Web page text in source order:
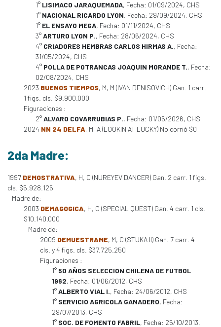
1° LISIMACO JARAQUEMADA, Fecha: 01/09/2024, CHS
1° NACIONAL RICARDO LYON, Fecha: 29/09/2024, CHS
1° EL ENSAYO MEGA, Fecha: 01/11/2024, CHS
3°ARTURO LYON P., Fecha: 28/06/2024, CHS
4° CRIADORES HEMBRAS CARLOS HIRMAS A., Fecha:
31/05/2024, CHS
4° POLLA DE POTRANCAS JOAQUIN MORANDE T., Fecha:
02/08/2024, CHS
2023 BUENOS TIEMPOS, M, M (IVAN DENISOVICH) Gan. 1 carr.
1 figs. cls. $9.900.000
Figuraciones :
2°ALVARO COVARRUBIAS P., Fecha: 01/05/2026, CHS
2024 NN 24 DELFA, M, A (LOOKIN AT LUCKY) No corrió $0
2da Madre:
1997 DEMOSTRATIVA, H, C (NUREYEV DANCER) Gan. 2 carr. 1 figs.
cls. $5.928.125
Madre de:
2003 DEMAGOGICA, H, C (SPECIAL QUEST) Gan. 4 carr. 1 cls.
$10.140.000
Madre de:
2009 DEMUESTRAME, M, C (STUKA II) Gan. 7 carr. 4
cls. y 4 figs. cls. $37.725.250
Figuraciones :
1° 50 AÑOS SELECCION CHILENA DE FUTBOL
1962, Fecha: 01/06/2012, CHS
1°ALBERTO VIAL I., Fecha: 24/06/2012, CHS
1° SERVICIO AGRICOLA GANADERO, Fecha:
29/07/2013, CHS
1° SOC. DE FOMENTO FABRIL, Fecha: 25/10/2013,